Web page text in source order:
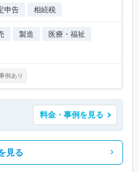
申告 相続税
製造
医療・福祉
例あり
料金・事例を見る
見る